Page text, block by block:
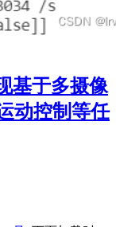
基于多摄像
动控制等任